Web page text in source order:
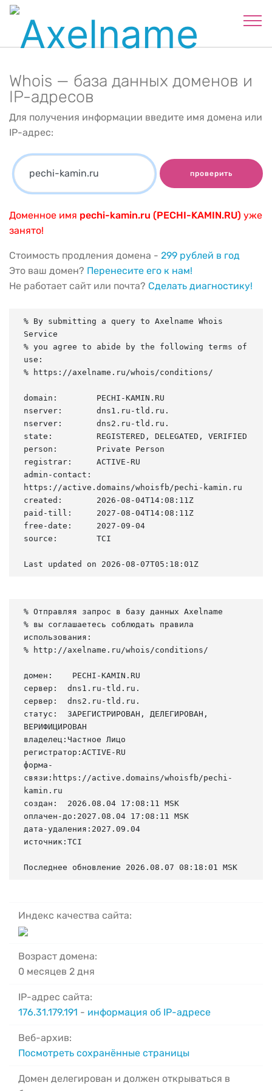
Whois — база данных доменов и
IP-адресов
Для получения информации введите имя домена или
IP-адрес:
проверить
Доменное имя pechi-kamin.ru (PECHI-KAMIN.RU) уже
занято!
Стоимость продления домена - 299 рублей в год
Это ваш домен? Перенесите его к нам!
Не работает сайт или почта? Сделать диагностику!
% By submitting a query to Axelname Whois
Service
% you agree to abide by the following terms of
use:
% https://axelname.ru/whois/conditions/
domain:        PECHI-KAMIN.RU
nserver:       dns1.ru-tld.ru.
nserver:       dns2.ru-tld.ru.
state:         REGISTERED, DELEGATED, VERIFIED
person:        Private Person
registrar:     ACTIVE-RU
admin-contact:
https://active.domains/whoisfb/pechi-kamin.ru
created:       2026-08-04T14:08:11Z
paid-till:     2027-08-04T14:08:11Z
free-date:     2027-09-04
source:        TCI
Last updated on 2026-08-07T05:18:01Z
% Отправляя запрос в базу данных Axelname
% вы соглашаетесь соблюдать правила
использования:
% http://axelname.ru/whois/conditions/
домен:    PECHI-KAMIN.RU
сервер:  dns1.ru-tld.ru.
сервер:  dns2.ru-tld.ru.
статус:  ЗАРЕГИСТРИРОВАН, ДЕЛЕГИРОВАН,
ВЕРИФИЦИРОВАН
владелец:Частное Лицо
регистратор:ACTIVE-RU
форма-
связи:https://active.domains/whoisfb/pechi-
kamin.ru
создан:  2026.08.04 17:08:11 MSK
оплачен-до:2027.08.04 17:08:11 MSK
дата-удаления:2027.09.04
источник:TCI
Последнее обновление 2026.08.07 08:18:01 MSK
Индекс качества сайта:
Возраст домена:
0 месяцев 2 дня
IP-адрес сайта:
176.31.179.191 - информация об IP-адресе
Веб-архив:
Посмотреть сохранённые страницы
Домен делегирован и должен открываться в